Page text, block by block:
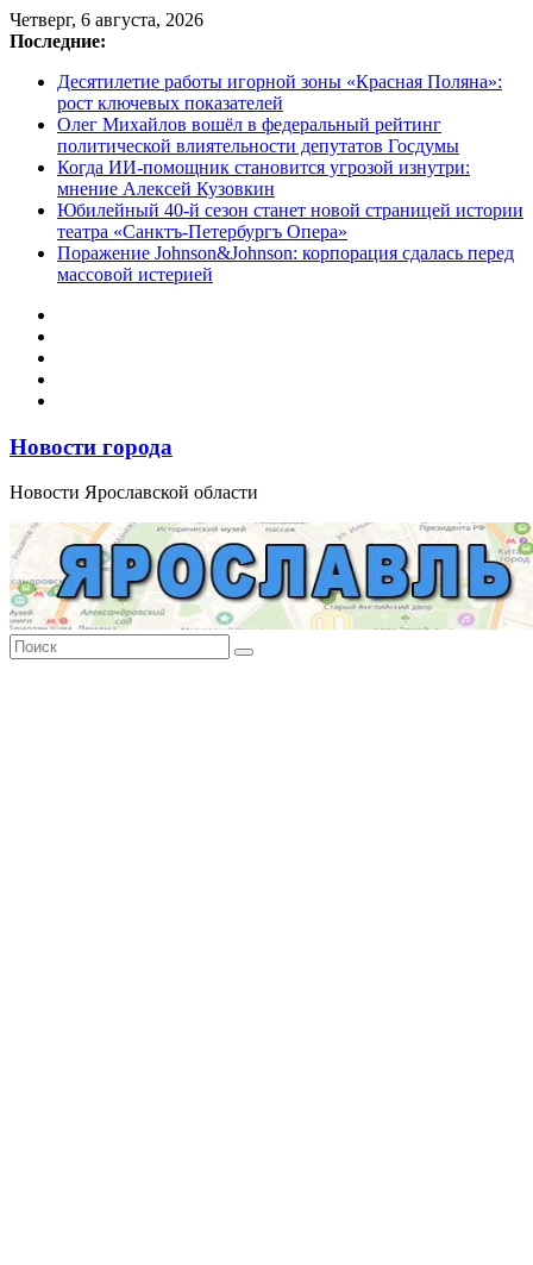
Перейти
к
Четверг, 6 августа, 2026
Последние:
Десятилетие работы игорной зоны «Красная Поляна»:
рост ключевых показателей
Олег Михайлов вошёл в федеральный рейтинг
политической влиятельности депутатов Госдумы
Когда ИИ-помощник становится угрозой изнутри:
мнение Алексей Кузовкин
Юбилейный 40-й сезон станет новой страницей истории
театра «Санктъ-Петербургъ Опера»
Поражение Johnson&Johnson: корпорация сдалась перед
массовой истерией
Новости города
Новости Ярославской области